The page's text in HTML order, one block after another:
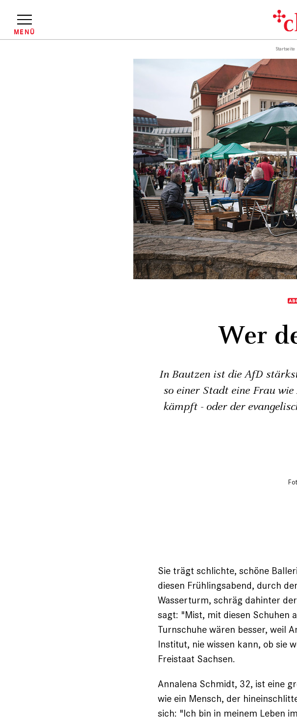
Inhalt
MENÜ
Startseite
Wer
In Bautzen ist die AfD
so einer Stadt eine Frau
kämpft - oder der
Sie trägt schlichte, schöne
diesen Frühlingsabend, durch
Wasserturm, schräg dahinter
sagt: "Mist, mit diesen Schuhen
Turnschuhe wären besser, weil
Institut, nie wissen kann, ob sie
Freistaat Sachsen.
Annalena Schmidt, 32, ist eine
wie ein Mensch, der
sich: "Ich bin in meinem Leben